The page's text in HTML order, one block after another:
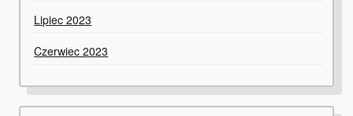
Lipiec 2023
Czerwiec 2023